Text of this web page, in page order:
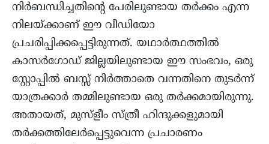
നിര്‍ബന്ധിച്ചതിന്‍റെ പേരിലുണ്ടായ തര്‍ക്കം എന്ന
നിലയ്ക്കാണ് ഈ വീഡിയോ
പ്രചരിപ്പിക്കപ്പെട്ടിരുന്നത്. യഥാര്‍ത്ഥത്തില്‍
കാസര്‍ഗോഡ് ജില്ലയിലുണ്ടായ ഈ സംഭവം, ഒരു
സ്റ്റോപ്പില്‍ ബസ്സ് നിര്‍ത്താതെ വന്നതിനെ തുടര്‍ന്ന്
യാത്രക്കാര്‍ തമ്മിലുണ്ടായ ഒരു തര്‍ക്കമായിരുന്നു.
അതായത്, മുസ്‌ളീം സ്ത്രീ ഹിന്ദുക്കളുമായി
തര്‍ക്കത്തിലേര്‍പ്പെട്ടുവെന്ന പ്രചാരണം